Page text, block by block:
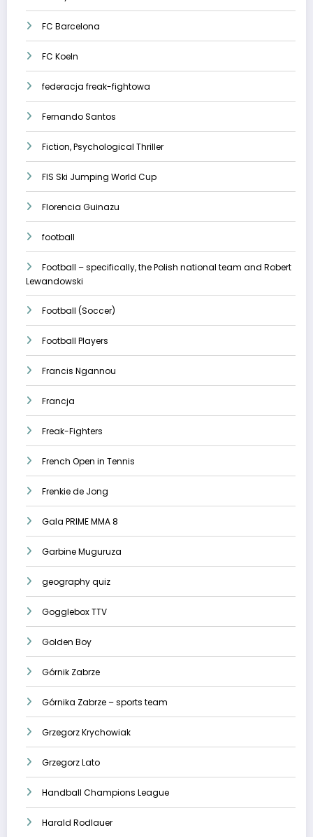
FC Barcelona
FC Koeln
federacja freak-fightowa
Fernando Santos
Fiction, Psychological Thriller
FIS Ski Jumping World Cup
Florencia Guinazu
football
Football – specifically, the Polish national team and Robert
Lewandowski
Football (Soccer)
Football Players
Francis Ngannou
Francja
Freak-Fighters
French Open in Tennis
Frenkie de Jong
Gala PRIME MMA 8
Garbine Muguruza
geography quiz
Gogglebox TTV
Golden Boy
Górnik Zabrze
Górnika Zabrze – sports team
Grzegorz Krychowiak
Grzegorz Lato
Handball Champions League
Harald Rodlauer